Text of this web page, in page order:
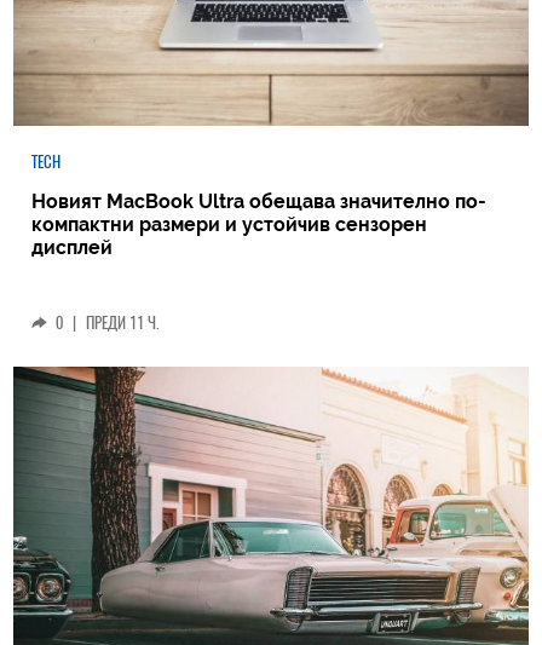
TECH
Новият MacBook Ultra обещава значително по-
компактни размери и устойчив сензорен
дисплей
0 | ПРЕДИ 11 Ч.